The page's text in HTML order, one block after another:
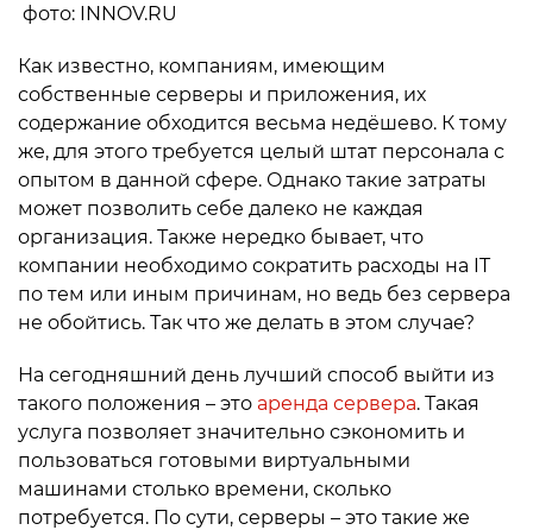
фото: INNOV.RU
Как известно, компаниям, имеющим
собственные серверы и приложения, их
содержание обходится весьма недёшево. К тому
же, для этого требуется целый штат персонала с
опытом в данной сфере. Однако такие затраты
может позволить себе далеко не каждая
организация. Также нередко бывает, что
компании необходимо сократить расходы на IT
по тем или иным причинам, но ведь без сервера
не обойтись. Так что же делать в этом случае?
На сегодняшний день лучший способ выйти из
такого положения – это аренда сервера. Такая
услуга позволяет значительно сэкономить и
пользоваться готовыми виртуальными
машинами столько времени, сколько
потребуется. По сути, серверы – это такие же